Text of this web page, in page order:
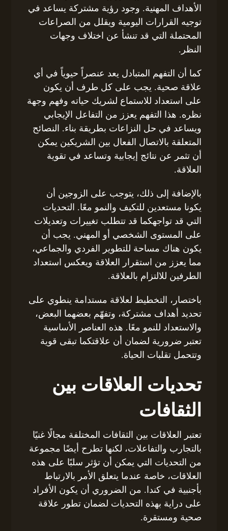
الأهداف المهنية. وجود رؤية مشتركة يساعد في
توجيه القرارات اليومية ويقلل من الصراعات
المحتملة التي قد تنشأ عن اختلاف وجهات
النظر.
كما أن التفهم المتبادل يعد عنصراً حيوياً في أي
علاقة صحية. يجب على كل طرف أن يكون
على استعداد للاستماع لشريك حياته وفهم وجهة
نظره. هذا التفهم يعزز من التفاعل الإيجابي
ويساعد في حل النزاعات بطريقة بناء. النصائح
المتعلقة بالاتصال الفعال بين الشريكين يمكن
أن تثمر عن نتائج إيجابية وتساعد في تقوية
العلاقة.
بالإضافة إلى ذلك، يتوجب على الزوجين أن
يكونا مستعدين للتكيف والنمو معًا. التحديات
التي قد تواجهكما قد تتطلب تغييرات وتعديلات
على المستوى الشخصي أو المهني. يجب أن
يكون هناك مساحة للتطوير الفردي والجماعي،
مما يعزز من استقرار العلاقة ويعكس استعداد
الطرفين للالتزام بالعلاقة.
باختصار، التخطيط لعلاقة مستدامة ينطوي على
تحديد أهداف مشتركة، وتفهّم بعضهما البعض،
والاستعداد للنمو معًا. هذه العناصر الأساسية
تعتبر ضرورية لضمان أن علاقتكما تبقى قوية
وتتحمل تقلبات الحياة.
تحديات العلاقات بين
الثقافات
تعتبر العلاقات بين الثقافات المختلفة مجالًا غنيًا
بالتجارب والتفاعلات، لكنها تطرح أيضًا مجموعة
من التحديات التي يمكن أن تؤثر سلبًا على هذه
العلاقات، خاصة عندما يتعلق الأمر بالارتباط
بأجنبية في كندا. من الضروري أن يكون الأفراد
على دراية بهذه التحديات لضمان تطور علاقة
صحية ومستقرة.